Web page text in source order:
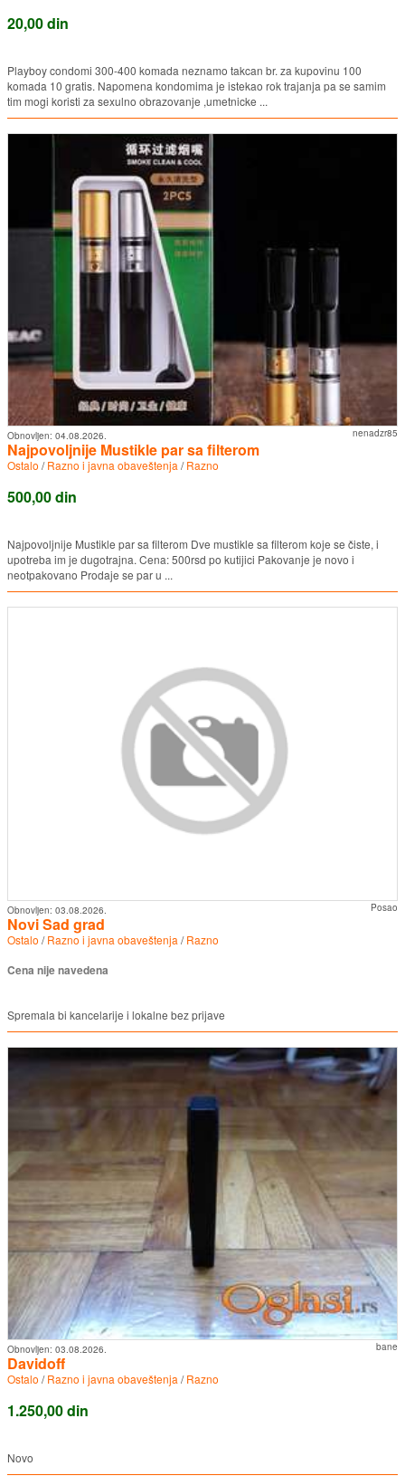
20,00 din
Playboy condomi 300-400 komada neznamo takcan br. za kupovinu 100
komada 10 gratis. Napomena kondomima je istekao rok trajanja pa se samim
tim mogi koristi za sexulno obrazovanje ,umetnicke ...
nenadzr85
Obnovljen: 04.08.2026.
Najpovoljnije Mustikle par sa filterom
Ostalo /Razno i javna obaveštenja /Razno
500,00 din
Najpovoljnije Mustikle par sa filterom Dve mustikle sa filterom koje se čiste, i
upotreba im je dugotrajna. Cena: 500rsd po kutijici Pakovanje je novo i
neotpakovano Prodaje se par u ...
Posao
Obnovljen: 03.08.2026.
Novi Sad grad
Ostalo /Razno i javna obaveštenja /Razno
Cena nije navedena
Spremala bi kancelarije i lokalne bez prijave
bane
Obnovljen: 03.08.2026.
Davidoff
Ostalo /Razno i javna obaveštenja /Razno
1.250,00 din
Novo